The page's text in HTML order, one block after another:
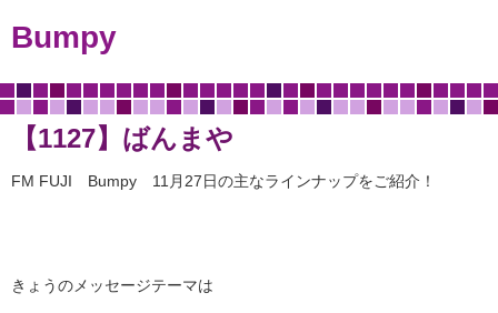
Bumpy
【1127】ばんまや
FM FUJI Bumpy 11月27日の主なラインナップをご紹介！
きょうのメッセージテーマは